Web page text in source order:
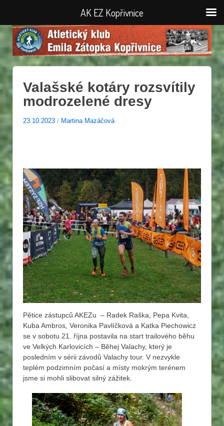
Valašské kotáry rozsvítily
modrozelené dresy
23.10.2023 / Martina Mazáčová
Pětice zástupců AKEZu – Radek Raška, Pepa Kvita,
Kuba Ambros, Veronika Pavlíčková a Katka Piechowicz
se v sobotu 21. října postavila na start trailového běhu
ve Velkých Karlovicích – Běhej Valachy, který je
posledním v sérii závodů Valachy tour. V nezvykle
teplém podzimním počasí a místy mokrým terénem
jsme si mohli slibovat silný zážitek.
AK EZ Kopřivnice